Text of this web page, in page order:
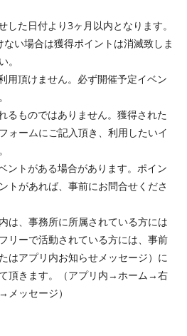
た日付より3ヶ月以内となります。
い場合は獲得ポイントは消滅致しま
。
用頂けません。必ず開催予定イベン
るものではありません。獲得された
ォームにご記入頂き、利用したいイ
ントがある場合があります。ポイン
トがあれば、事前にお問合せくださ
は、事務所に所属されている方には
リーで活動されている方には、事前
はアプリ内お知らせメッセージ）に
頂きます。（アプリ内→ホーム→右
ッセージ）